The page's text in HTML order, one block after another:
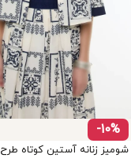
-10%
شومیز زنانه آستین کوتاه طرح